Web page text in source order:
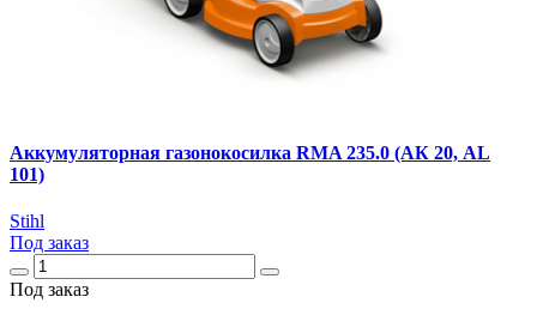
Аккумуляторная газонокосилка RMA 235.0 (АК 20, AL
101)
Stihl
Под заказ
Под заказ